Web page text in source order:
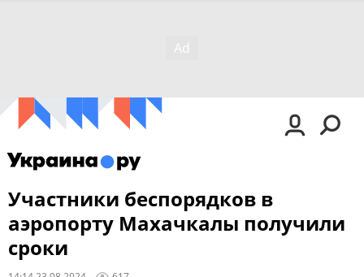
Участники беспорядков в
аэропорту Махачкалы получили
сроки